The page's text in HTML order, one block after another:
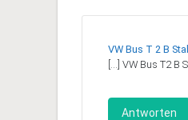
VW Bus T 2 B
[…] VW Bus T2 B
Antworten